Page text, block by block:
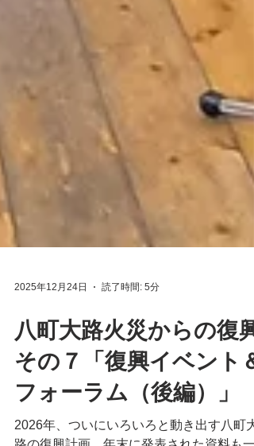
2025年12月24日 読了時間: 5分
八町大路火災からの復興
その７「復興イベント＆
フォーラム（後編）」